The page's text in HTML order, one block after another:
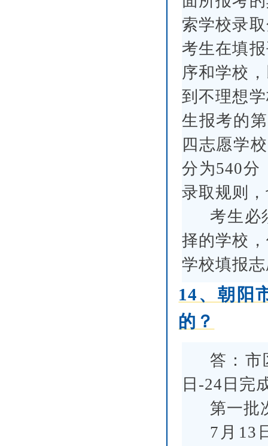
索学校录
考生在填
序和学校
到不理想
生报考的
四志愿学
分为540分
录取规则
考生必
择的学校
学校填报
14、朝阳
的？
答：市
日-24日完
第一批
7月13